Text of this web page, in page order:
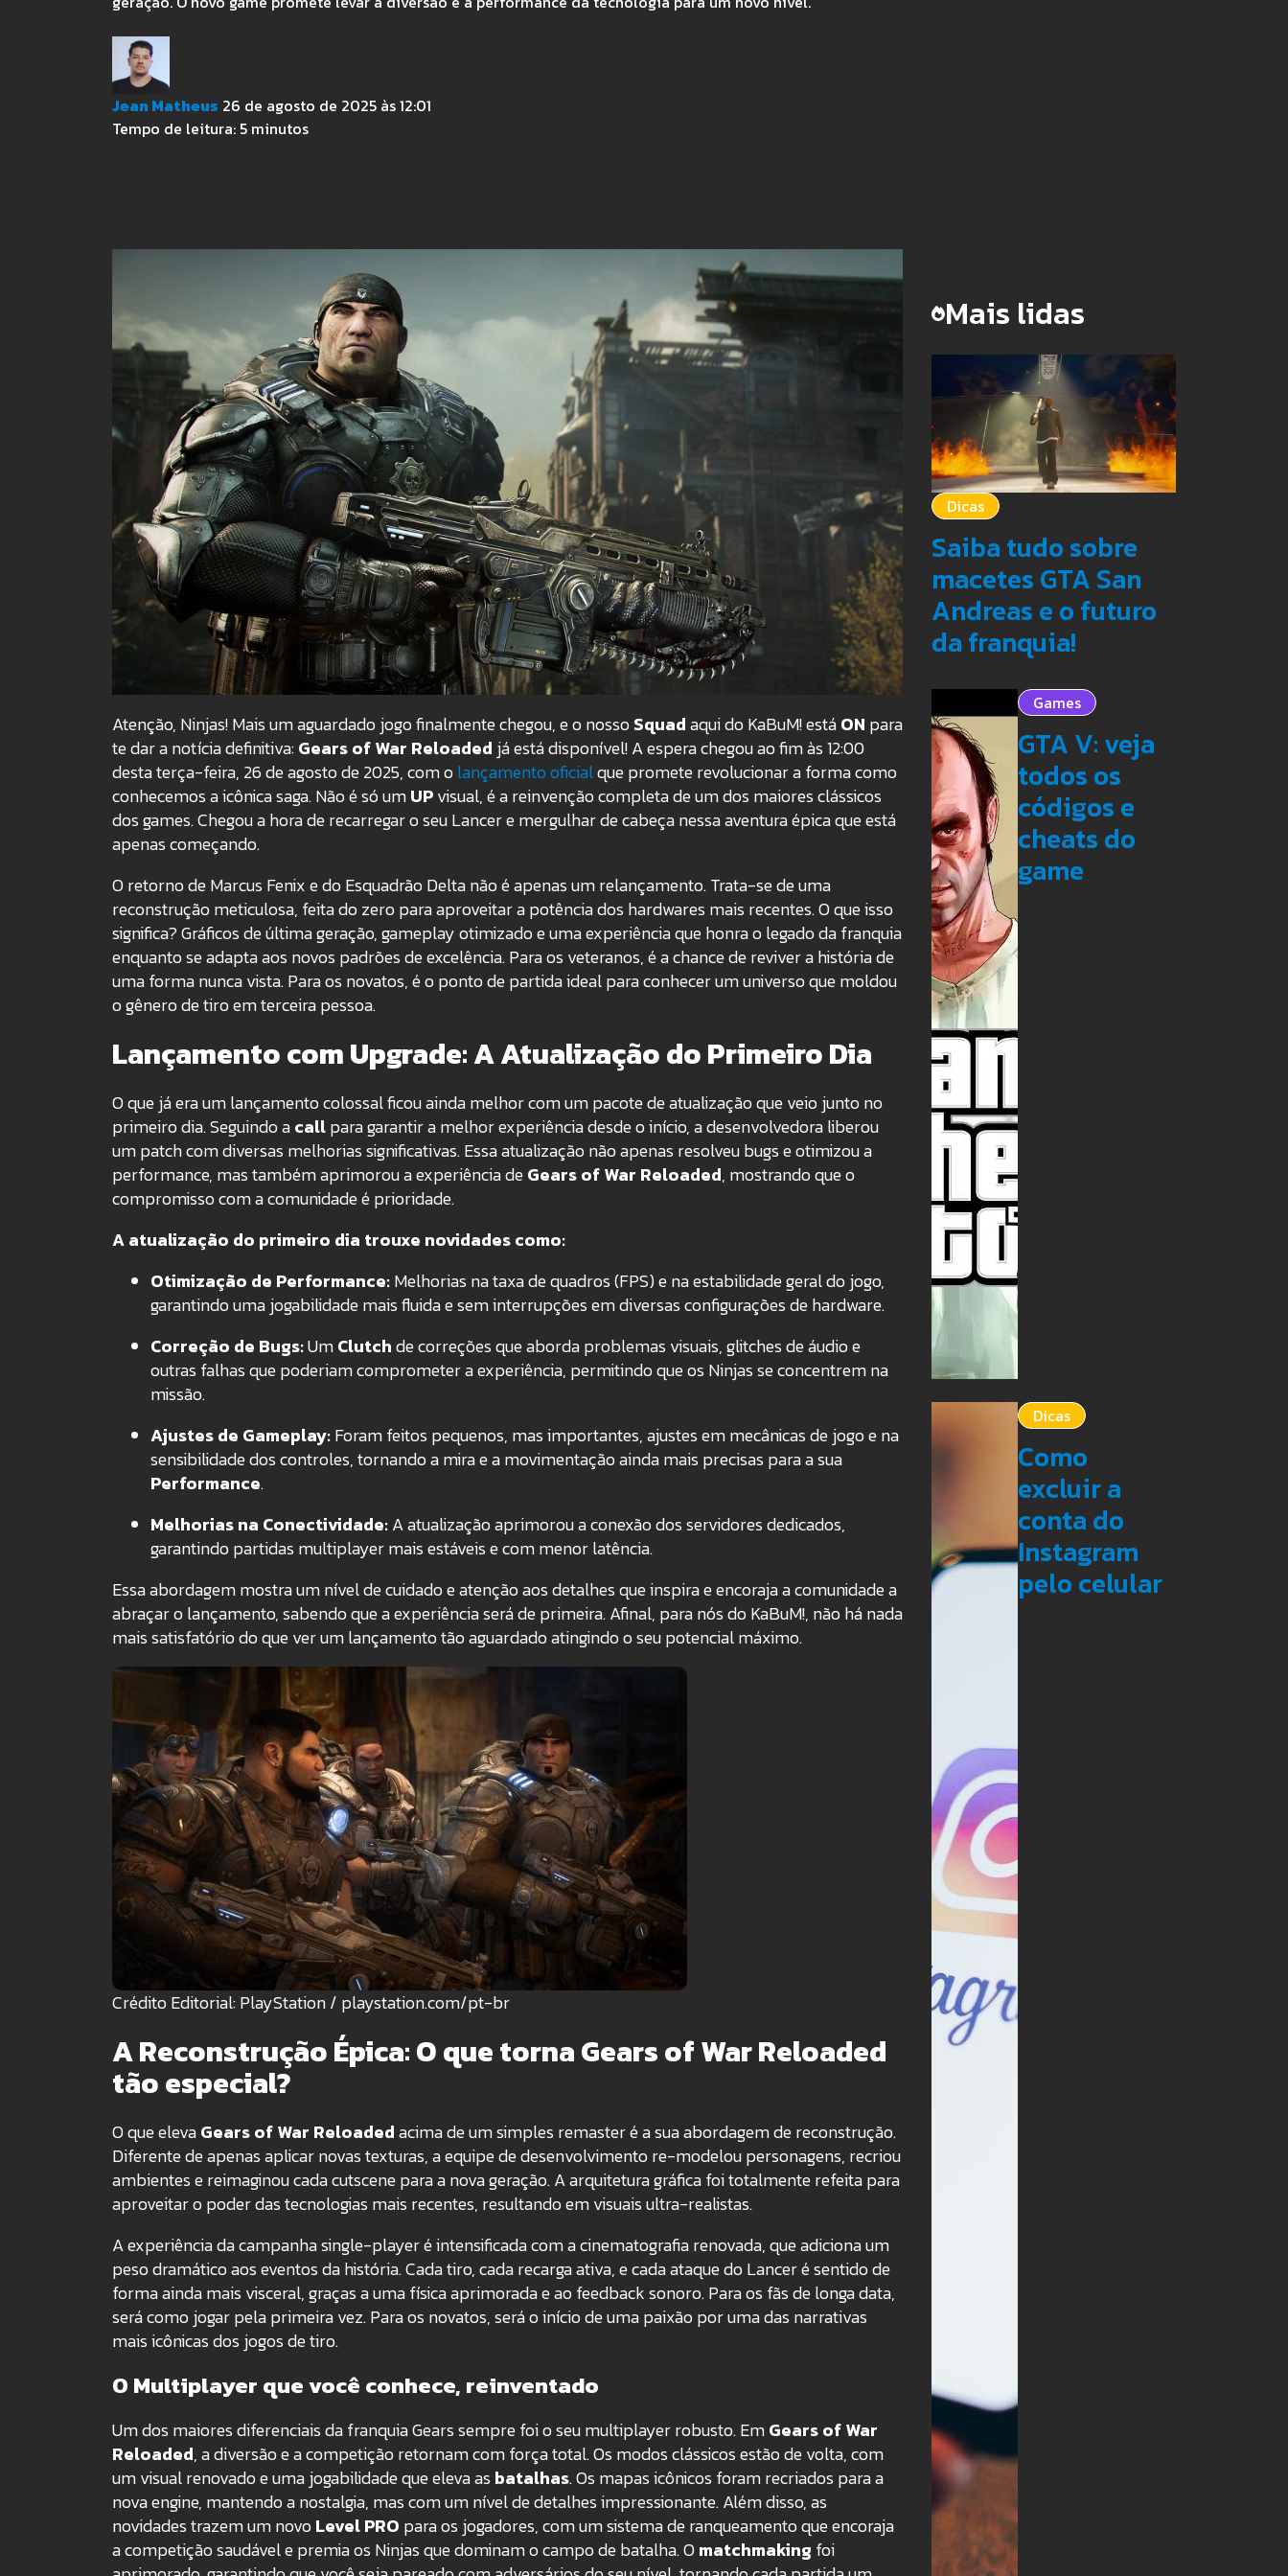
Jean Matheus 26 de agosto de 2025 às 12:01
Tempo de leitura: 5 minutos
Atenção, Ninjas! Mais um aguardado jogo finalmente chegou, e o nossoSquadaqui do KaBuM! estáON para
te dar a notícia definitiva:Gears of War Reloaded já está disponível!A espera chegou ao fim às 12:00
desta terça-feira, 26 de agosto de 2025, com olançamento oficialque promete revolucionar a forma como
conhecemos a icônica saga. Não é só umUPvisual, é a reinvenção completa de um dos maiores clássicos
dos games. Chegou a hora de recarregar o seu Lancer e mergulhar de cabeça nessa aventura épica que está
apenas começando.
O retorno de Marcus Fenix e do Esquadrão Delta não é apenas um relançamento. Trata-se de uma
reconstrução meticulosa, feita do zero para aproveitar a potência dos hardwares mais recentes. O que isso
significa? Gráficos de última geração, gameplay otimizado e uma experiência que honra o legado da franquia
enquanto se adapta aos novos padrões de excelência. Para os veteranos, é a chance de reviver a história de
uma forma nunca vista. Para os novatos, é o ponto de partida ideal para conhecer um universo que moldou
o gênero de tiro em terceira pessoa.
Lançamento com Upgrade: A Atualização do Primeiro Dia
O que já era um lançamento colossal ficou ainda melhor com um pacote de atualização que veio junto no
primeiro dia.Seguindo acallpara garantir a melhor experiência desde o início, a desenvolvedora liberou
um patch com diversas melhorias significativas. Essa atualização não apenas resolveu bugs e otimizou a
performance, mas também aprimorou a experiência deGears of War Reloaded, mostrando que o
compromisso com a comunidade é prioridade.
A atualização do primeiro dia trouxe novidades como:
Otimização de Performance:Melhorias na taxa de quadros (FPS) e na estabilidade geral do jogo,
garantindo uma jogabilidade mais fluida e sem interrupções em diversas configurações de hardware.
Correção de Bugs:UmClutchde correções que aborda problemas visuais, glitches de áudio e
outras falhas que poderiam comprometer a experiência, permitindo que os Ninjas se concentrem na
missão.
Ajustes de Gameplay:Foram feitos pequenos, mas importantes, ajustes em mecânicas de jogo e na
sensibilidade dos controles, tornando a mira e a movimentação ainda mais precisas para a sua
Performance.
Melhorias na Conectividade:A atualização aprimorou a conexão dos servidores dedicados,
garantindo partidas multiplayer mais estáveis e com menor latência.
Essa abordagem mostra um nível de cuidado e atenção aos detalhes que inspira e encoraja a comunidade a
abraçar o lançamento, sabendo que a experiência será de primeira. Afinal, para nós do KaBuM!, não há nada
mais satisfatório do que ver um lançamento tão aguardado atingindo o seu potencial máximo.
Crédito Editorial: PlayStation / playstation.com/pt-br
A Reconstrução Épica: O que torna Gears of War Reloaded
tão especial?
O que elevaGears of War Reloadedacima de um simples remaster é a sua abordagem de reconstrução.
Diferente de apenas aplicar novas texturas, a equipe de desenvolvimento re-modelou personagens, recriou
ambientes e reimaginou cada cutscene para a nova geração. A arquitetura gráfica foi totalmente refeita para
aproveitar o poder das tecnologias mais recentes, resultando em visuais ultra-realistas.
A experiência da campanha single-player é intensificada com a cinematografia renovada, que adiciona um
peso dramático aos eventos da história. Cada tiro, cada recarga ativa, e cada ataque do Lancer é sentido de
forma ainda mais visceral, graças a uma física aprimorada e ao feedback sonoro. Para os fãs de longa data,
será como jogar pela primeira vez. Para os novatos, será o início de uma paixão por uma das narrativas
mais icônicas dos jogos de tiro.
O Multiplayer que você conhece, reinventado
Um dos maiores diferenciais da franquia Gears sempre foi o seu multiplayer robusto. EmGears of War
Reloaded, a diversão e a competição retornam com força total. Os modos clássicos estão de volta, com
um visual renovado e uma jogabilidade que eleva as batalhas. Os mapas icônicos foram recriados para a
nova engine, mantendo a nostalgia, mas com um nível de detalhes impressionante. Além disso, as
novidades trazem um novoLevel PRO para os jogadores, com um sistema de ranqueamento que encoraja
a competição saudável e premia os Ninjas que dominam o campo de batalha. O matchmaking foi
Mais lidas
Dicas
Saiba tudo sobre
macetes GTA San
Andreas e o futuro
da franquia!
Games
GTA V: veja
todos os
códigos e
cheats do
game
Dicas
Como
excluir a
conta do
Instagram
pelo celular